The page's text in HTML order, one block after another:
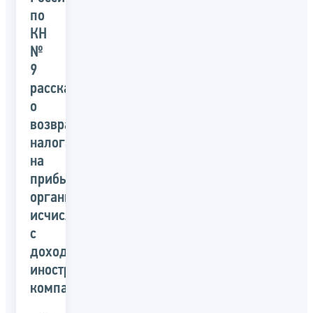
по
КН
№
9
рассказали
о
возврате
налога
на
прибыль
организаций,
исчисленного
с
дохода
иностранной
компании